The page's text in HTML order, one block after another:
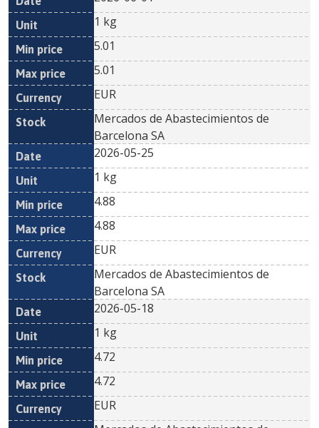
1 kg
5.01
5.01
EUR
Mercados de Abastecimientos de
Barcelona SA
2026-05-25
1 kg
4.88
4.88
EUR
Mercados de Abastecimientos de
Barcelona SA
2026-05-18
1 kg
4.72
4.72
EUR